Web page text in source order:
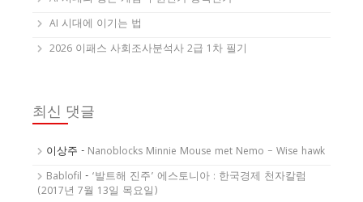
AI 시대에 이기는 법
2026 이패스 사회조사분석사 2급 1차 필기
최신 댓글
이상주 - Nanoblocks Minnie Mouse met Nemo – Wise hawk
Bablofil - ‘발트해 진주’ 에스토니아 : 한국경제 천자칼럼
(2017년 7월 13일 목요일)